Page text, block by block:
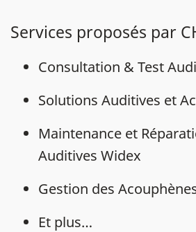
Services proposés par
Consultation & Test
Solutions Auditives et
Maintenance et
Auditives Widex
Gestion des
Et plus…